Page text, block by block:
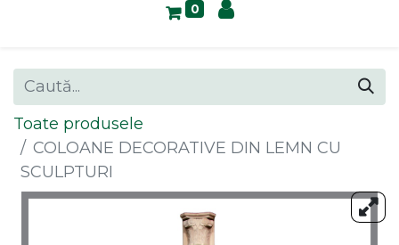
0
Toate produsele
COLOANE DECORATIVE DIN LEMN CU
SCULPTURI